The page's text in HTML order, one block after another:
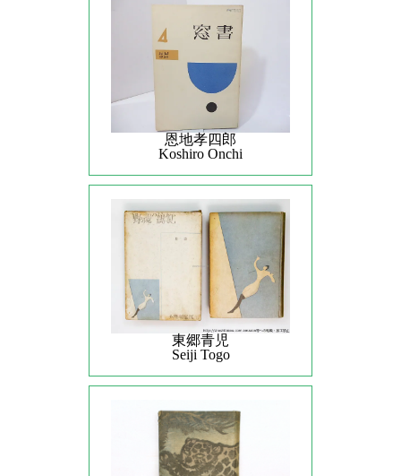
恩地孝四郎
Koshiro Onchi
東郷青児
Seiji Togo